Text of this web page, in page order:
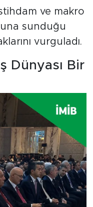
ve makro
sunduğu
vurguladı.
Dünyası Bir